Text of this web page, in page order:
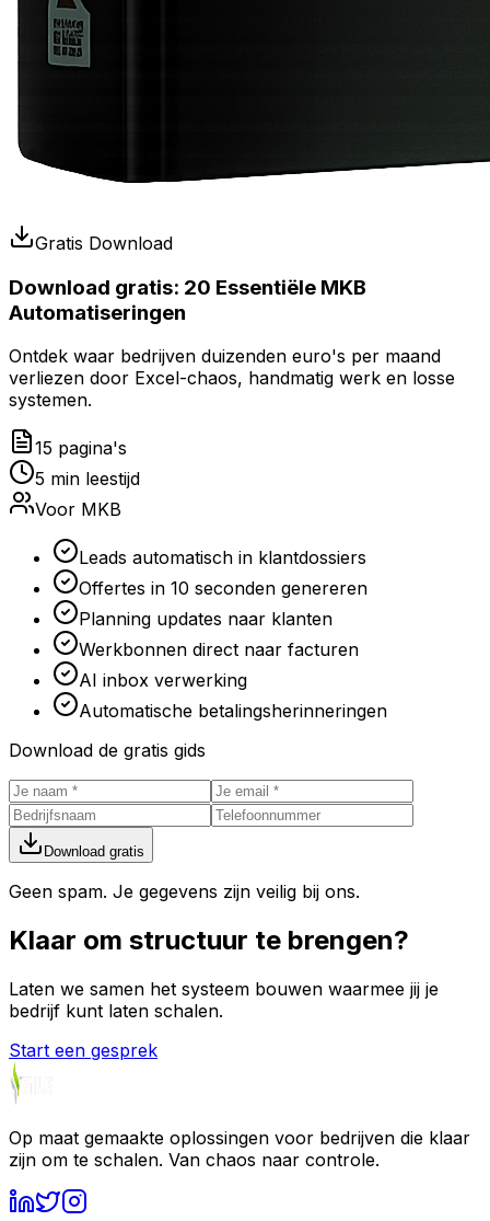
Gratis Download
Download gratis: 20 Essentiële MKB
Automatiseringen
Ontdek waar bedrijven duizenden euro's per maand
verliezen door Excel-chaos, handmatig werk en losse
systemen.
15 pagina's
5 min leestijd
Voor MKB
Leads automatisch in klantdossiers
Offertes in 10 seconden genereren
Planning updates naar klanten
Werkbonnen direct naar facturen
AI inbox verwerking
Automatische betalingsherinneringen
Download de gratis gids
Download gratis
Geen spam. Je gegevens zijn veilig bij ons.
Klaar om structuur te brengen?
Laten we samen het systeem bouwen waarmee jij je
bedrijf kunt laten schalen.
Start een gesprek
Op maat gemaakte oplossingen voor bedrijven die klaar
zijn om te schalen. Van chaos naar controle.